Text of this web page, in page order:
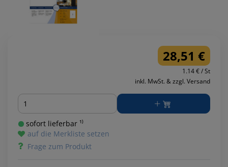
28,51 €
1.14 € / St
inkl. MwSt. & zzgl. Versand
Menge
sofort lieferbar ¹⁾
auf die Merkliste setzen
Frage zum Produkt